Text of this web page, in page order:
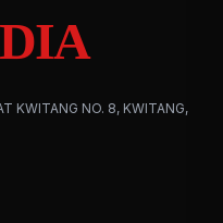
KWITANG NO. 8, KWITANG,